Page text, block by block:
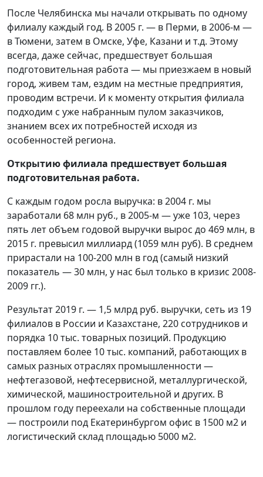
После Челябинска мы начали открывать по одному
филиалу каждый год. В 2005 г. — в Перми, в 2006-м —
в Тюмени, затем в Омске, Уфе, Казани и т.д. Этому
всегда, даже сейчас, предшествует большая
подготовительная работа — мы приезжаем в новый
город, живем там, ездим на местные предприятия,
проводим встречи. И к моменту открытия филиала
подходим с уже набранным пулом заказчиков,
знанием всех их потребностей исходя из
особенностей региона.
Открытию филиала предшествует большая
подготовительная работа.
С каждым годом росла выручка: в 2004 г. мы
заработали 68 млн руб., в 2005-м — уже 103, через
пять лет объем годовой выручки вырос до 469 млн, в
2015 г. превысил миллиард (1059 млн руб). В среднем
прирастали на 100-200 млн в год (самый низкий
показатель — 30 млн, у нас был только в кризис 2008-
2009 гг.).
Результат 2019 г. — 1,5 млрд руб. выручки, сеть из 19
филиалов в России и Казахстане, 220 сотрудников и
порядка 10 тыс. товарных позиций. Продукцию
поставляем более 10 тыс. компаний, работающих в
самых разных отраслях промышленности —
нефтегазовой, нефтесервисной, металлургической,
химической, машиностроительной и других. В
прошлом году переехали на собственные площади
— построили под Екатеринбургом офис в 1500 м2 и
логистический склад площадью 5000 м2.